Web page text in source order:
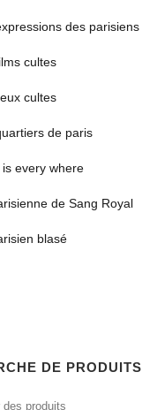
des parisiens
cultes
cultes
de paris
is every where
de Sang Royal
blasé
DE PRODUITS